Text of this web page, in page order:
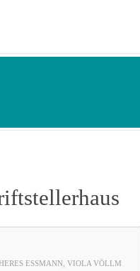
ESSMANN VIOLA VÖLLM